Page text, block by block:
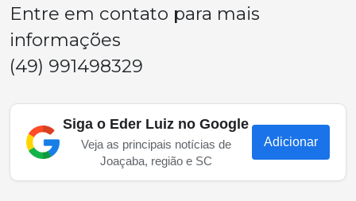
Entre em contato para mais
informações
(49) 991498329
Siga o Eder Luiz no Google
Veja as principais notícias de
Joaçaba, região e SC
Adicionar